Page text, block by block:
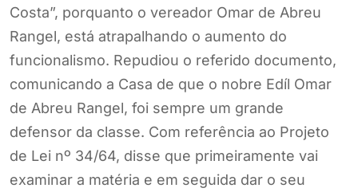
Costa”, porquanto o vereador Omar de Abreu
Rangel, está atrapalhando o aumento do
funcionalismo. Repudiou o referido documento,
comunicando a Casa de que o nobre Edíl Omar
de Abreu Rangel, foi sempre um grande
defensor da classe. Com referência ao Projeto
de Lei nº 34/64, disse que primeiramente vai
examinar a matéria e em seguida dar o seu